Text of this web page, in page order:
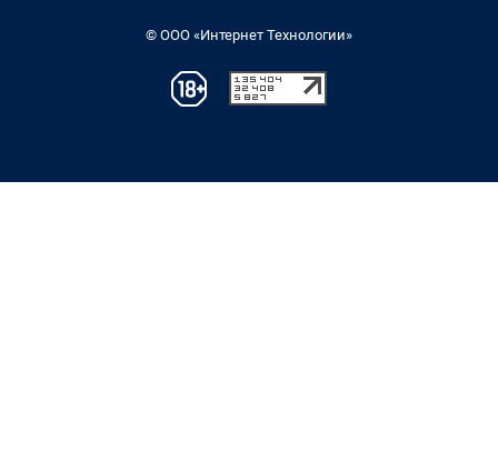
© ООО «Интернет Технологии»